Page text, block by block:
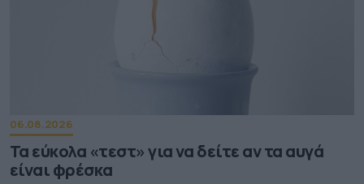
06.08.2026
Τα εύκολα «τεστ» για να δείτε αν τα αυγά
είναι φρέσκα